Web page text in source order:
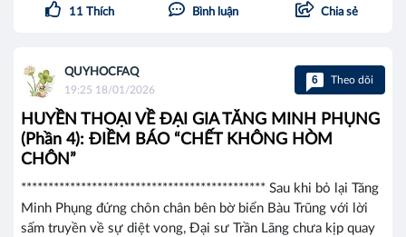
11 Thích Bình luận Chia sẻ
QUYHOCFAQ
19:25 18/01/2026
6 Theo dõi
HUYỀN THOẠI VỀ ĐẠI GIA TĂNG MINH PHỤNG
(Phần 4): ĐIỀM BÁO “CHẾT KHÔNG HÒM
CHÔN”
********************************************* Sau khi bỏ lại Tăng
Minh Phụng đứng chôn chân bên bờ biển Bàu Trũng với lời
sấm truyền về sự diệt vong, Đại sư Trần Lãng chưa kịp quay